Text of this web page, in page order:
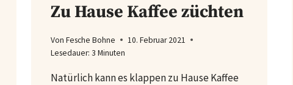
Zu Hause Kaffee züchten
Von Fesche Bohne
10. Februar 2021
Lesedauer: 3 Minuten
Natürlich kann es klappen zu Hause Kaffee